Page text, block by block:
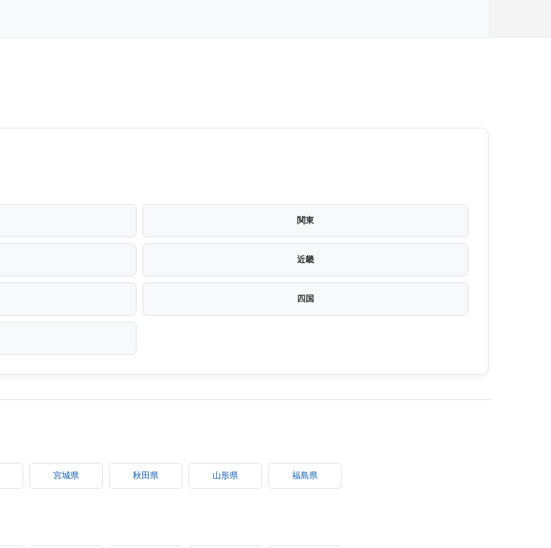
関東
近畿
四国
宮城県 秋田県 山形県 福島県